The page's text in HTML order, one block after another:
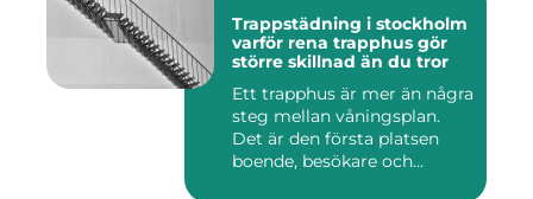
Trappstädning i stockholm
varför rena trapphus gör
större skillnad än du tror
Ett trapphus är mer än några
steg mellan våningsplan.
Det är den första platsen
boende, besökare och...